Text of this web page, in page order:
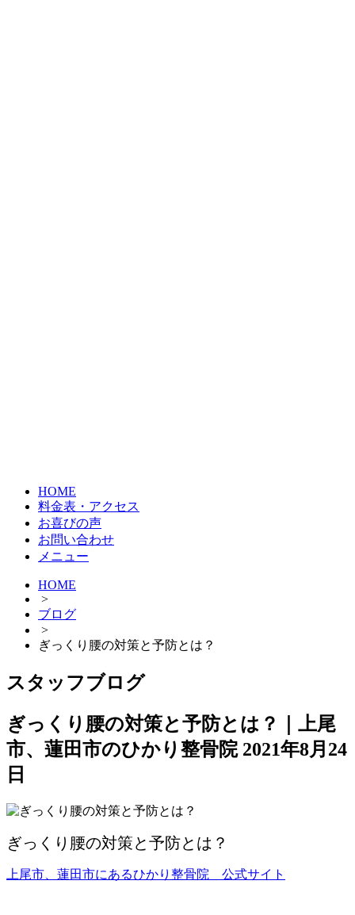
HOME
料金表・アクセス
お喜びの声
お問い合わせ
メニュー
HOME
>
ブログ
>
ぎっくり腰の対策と予防とは？
スタッフブログ
ぎっくり腰の対策と予防とは？｜上尾
市、蓮田市のひかり整骨院 2021年8月24
日
ぎっくり腰の対策と予防とは？
上尾市、蓮田市にあるひかり整骨院 公式サイト